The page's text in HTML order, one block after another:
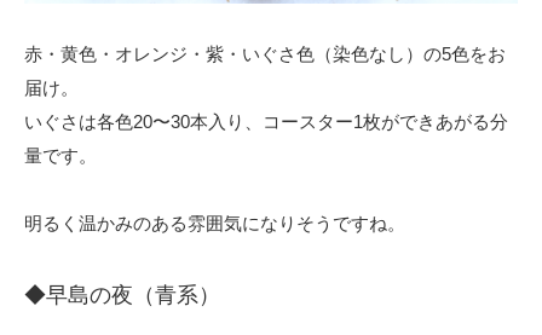
赤・黄色・オレンジ・紫・いぐさ色（染色なし）の5色をお
届け。
いぐさは各色20〜30本入り、コースター1枚ができあがる分
量です。
明るく温かみのある雰囲気になりそうですね。
◆早島の夜（青系）